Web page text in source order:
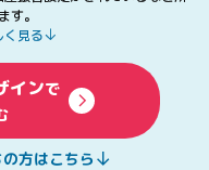
す。
見る
インで
方はこちら